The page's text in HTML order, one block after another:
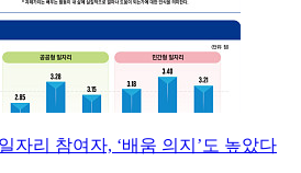
자리 참여자, ‘배움 의지’도 높았다